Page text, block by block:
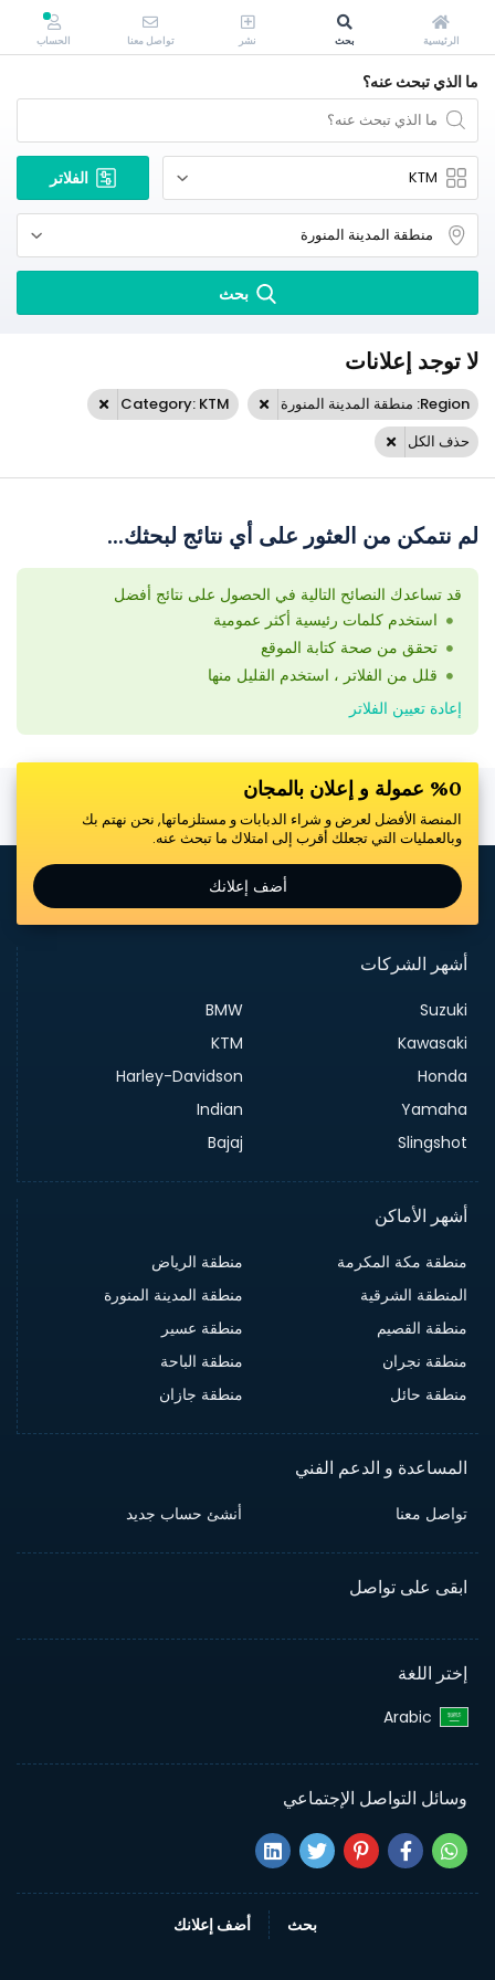
ما الذي تبحث عنه؟
الفلاتر
بحث
لا توجد إعلانات
Region: منطقة المدينة المنورة
Category: KTM
حذف الكل
لم نتمكن من العثور على أي نتائج لبحثك...
قد تساعدك النصائح التالية في الحصول على نتائج أفضل
استخدم كلمات رئيسية أكثر عمومية
تحقق من صحة كتابة الموقع
قلل من الفلاتر ، استخدم القليل منها
إعادة تعيين الفلاتر
%0 عمولة و إعلان بالمجان
المنصة الأفضل لعرض و شراء الدبابات و مستلزماتها, نحن نهتم بك
وبالعمليات التي تجعلك أقرب إلى امتلاك ما تبحث عنه.
أضف إعلانك
أشهر الشركات
Suzuki
BMW
Kawasaki
KTM
Honda
Harley-Davidson
Yamaha
Indian
Slingshot
Bajaj
أشهر الأماكن
منطقة مكة المكرمة
منطقة الرياض
المنطقة الشرقية
منطقة المدينة المنورة
منطقة القصيم
منطقة عسير
منطقة نجران
منطقة الباحة
منطقة حائل
منطقة جازان
المساعدة و الدعم الفني
تواصل معنا أنشئ حساب جديد
ابقى على تواصل
إختر اللغة
Arabic‎
وسائل التواصل الإجتماعي
بحث أضف إعلانك
الرئيسية بحث نشر تواصل معنا الحساب